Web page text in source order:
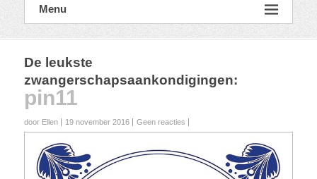
Menu
De leukste
zwangerschapsaankondigingen:
pin11
door Ellen 19 november 2016 Geen reacties